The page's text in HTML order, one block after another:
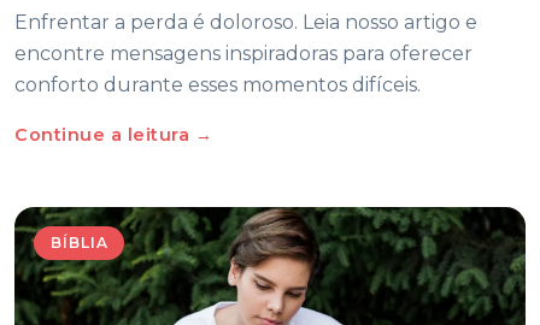
Enfrentar a perda é doloroso. Leia nosso artigo e
encontre mensagens inspiradoras para oferecer
conforto durante esses momentos difíceis.
Continue a leitura →
BÍBLIA